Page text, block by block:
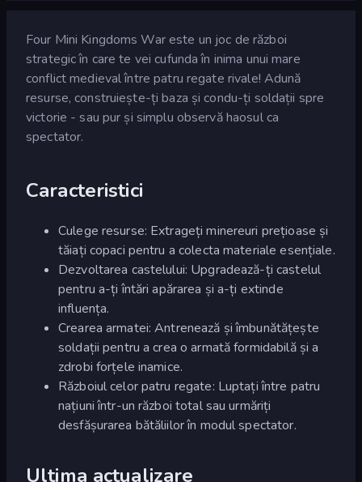
Four Mini Kingdoms War este un joc de război
strategic în care te vei cufunda în inima unui mare
conflict medieval între patru regate rivale! Adună
resurse, construiește-ți baza și condu-ți soldații spre
victorie - sau pur și simplu observă haosul ca
spectator.
Caracteristici
Culege resurse: Extrageți minereuri prețioase și
tăiați copaci pentru a colecta materiale esențiale.
Dezvoltarea castelului: Upgradează-ți castelul
pentru a-ți întări apărarea și a-ți extinde
influența.
Crearea armatei: Antrenează și îmbunătățește
soldații pentru a crea o armată formidabilă și a
zdrobi forțele inamice.
Războiul celor patru regate: Luptați între patru
națiuni într-un război total sau urmăriți
desfășurarea bătăliilor în modul spectator.
Ultima actualizare